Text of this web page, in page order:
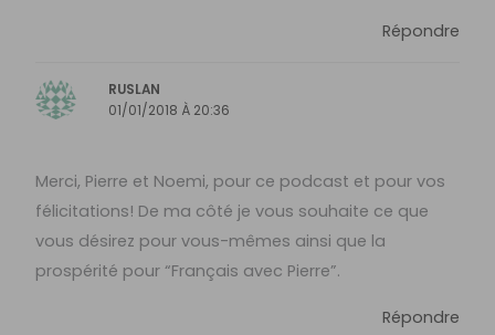
Répondre
RUSLAN
01/01/2018 À 20:36
Merci, Pierre et Noemi, pour ce podcast et pour vos
félicitations! De ma côté je vous souhaite ce que
vous désirez pour vous-mêmes ainsi que la
prospérité pour “Français avec Pierre”.
Répondre